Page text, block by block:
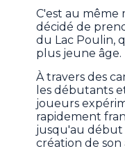
C'est au même
décidé de
du Lac Poulin,
plus jeune âge.
À travers des
les débutants
joueurs
rapidement
jusqu'au début
création de son